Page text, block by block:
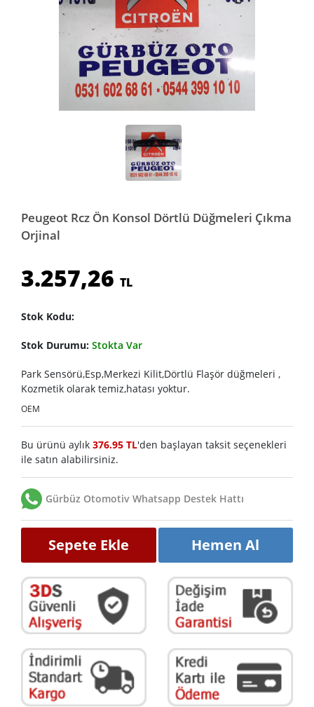
Peugeot Rcz Ön Konsol Dörtlü Düğmeleri Çıkma
Orjinal
3.257,26 TL
Stok Kodu:
Stok Durumu: Stokta Var
Park Sensörü,Esp,Merkezi Kilit,Dörtlü Flaşör düğmeleri ,
Kozmetik olarak temiz,hatası yoktur.
OEM
Bu ürünü aylık 376.95 TL'den başlayan taksit seçenekleri
ile satın alabilirsiniz.
Gürbüz Otomotiv Whatsapp Destek Hattı
Sepete Ekle Hemen Al